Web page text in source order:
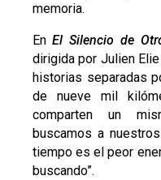
memoria.
EnEl Silencio de
dirigida por Julien
historias separadas
de nueve mil
comparten un
buscamos a
tiempo es el peor
buscando”.